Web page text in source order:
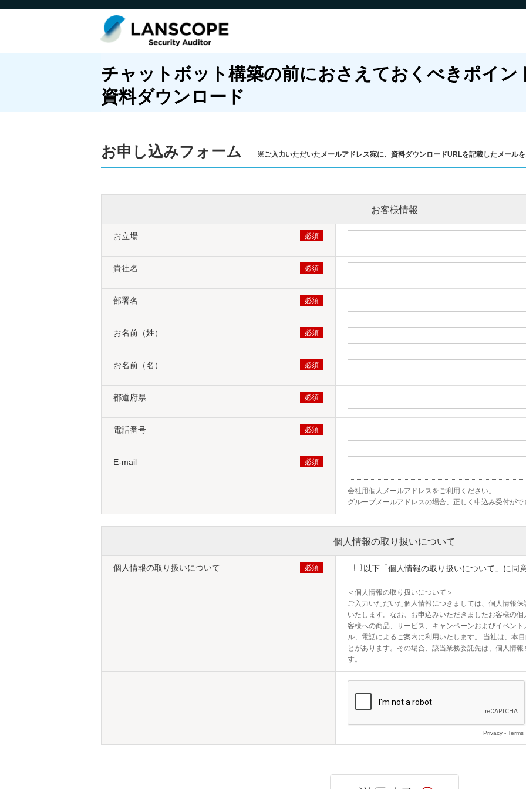
チャットボット構築の前におさえておくべきポイン
資料ダウンロード
お申し込みフォーム ※ご入力いただいたメールアドレス宛に、資料ダウンロードURLを記載したメールを
お客様情報
お立場
貴社名
部署名
お名前（姓）
お名前（名）
都道府県
電話番号
E-mail
会社用個人メールアドレスをご利用ください。
グループメールアドレスの場合、正しく申込み受付がで
個人情報の取り扱いについて
個人情報の取り扱いについて 以下「個人情報の取り扱いについて」に同
＜個人情報の取り扱いについて＞
ご入力いただいた個人情報につきましては、個人情報
いたします。なお、お申込みいただきましたお客様の
客様への商品、サービス、キャンペーンおよびイベン
ル、電話によるご案内に利用いたします。 当社は、本
とがあります。その場合、該当業務委託先は、個人情
す。
Privacy - Terms